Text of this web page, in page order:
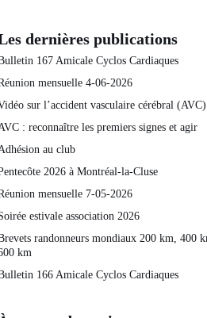
dernières publications
167 Amicale Cyclos Cardiaques
mensuelle 4-06-2026
sur l’accident vasculaire cérébral (AVC)
: reconnaître les premiers signes et agir
au club
2026 à Montréal-la-Cluse
mensuelle 7-05-2026
estivale association 2026
randonneurs mondiaux 200 km, 400
km
166 Amicale Cyclos Cardiaques